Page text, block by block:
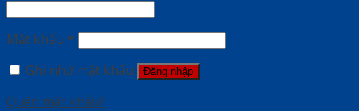
Mật khẩu *
Ghi nhớ mật khẩu
Đăng nhập
Quên mật khẩu?